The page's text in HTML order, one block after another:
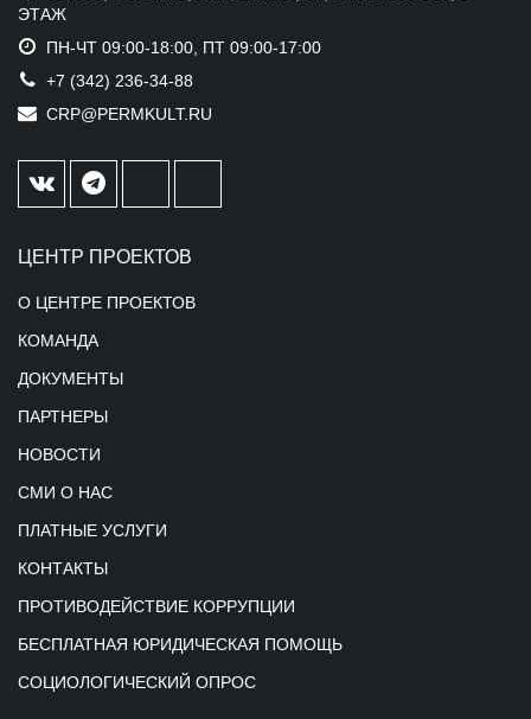
ЭТАЖ
ПН-ЧТ 09:00-18:00, ПТ 09:00-17:00
+7 (342) 236-34-88
CRP@PERMKULT.RU
ЦЕНТР ПРОЕКТОВ
О ЦЕНТРЕ ПРОЕКТОВ
КОМАНДА
ДОКУМЕНТЫ
ПАРТНЕРЫ
НОВОСТИ
СМИ О НАС
ПЛАТНЫЕ УСЛУГИ
КОНТАКТЫ
ПРОТИВОДЕЙСТВИЕ КОРРУПЦИИ
БЕСПЛАТНАЯ ЮРИДИЧЕСКАЯ ПОМОЩЬ
СОЦИОЛОГИЧЕСКИЙ ОПРОС